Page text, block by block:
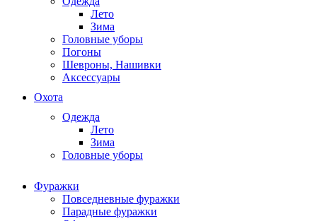
Лето
Зима
Головные уборы
Погоны
Шевроны, Нашивки
Аксессуары
Охота
Одежда
Лето
Зима
Головные уборы
Фуражки
Повседневные фуражки
Парадные фуражки